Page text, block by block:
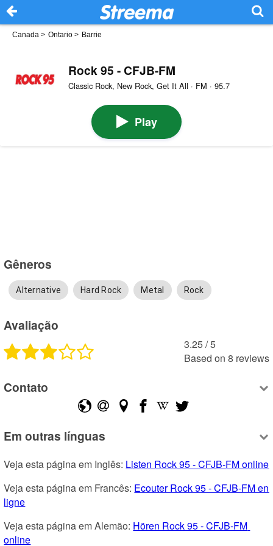
Canada > Ontario > Barrie
Rock 95 - CFJB-FM
Classic Rock, New Rock, Get It All · FM · 95.7
Play
Gêneros
Alternative Hard Rock Metal Rock
Avaliação
3.25 /5
Based on 8 reviews
Contato
Em outras línguas
Veja esta página em Inglês: Listen Rock 95 - CFJB-FM online
Veja esta página em Francês: Ecouter Rock 95 - CFJB-FM en
ligne
Veja esta página em Alemão: Hören Rock 95 - CFJB-FM
online